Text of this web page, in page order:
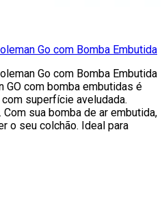
Go com Bomba Embutida
Go com Bomba Embutida
GO com bomba embutidas é
superfície aveludada.
sua bomba de ar embutida,
o seu colchão. Ideal para